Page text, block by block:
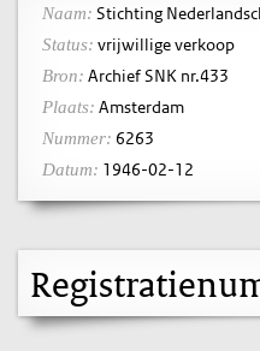
Naam: Stichting
Status: vrijwillige verkoop
Bron: Archief SNK nr.433
Plaats: Amsterdam
Nummer: 6263
Datum: 1946-02-12